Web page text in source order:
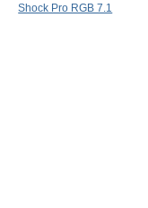
Shock Pro RGB 7.1